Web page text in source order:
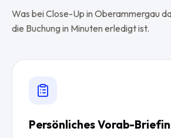
Was bei Close-Up in Oberammergau
die Buchung in Minuten erledigt ist.
Persönliches Vorab-